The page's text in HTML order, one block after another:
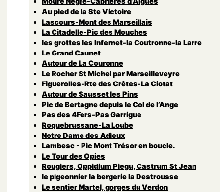
Au pied de la Ste Victoire
Lascours-Mont des Marseillais
La Citadelle-Pic des Mouches
les grottes les Infernet-la Coutronne-la Larre
Le Grand Caunet
Autour de La Couronne
Le Rocher St Michel par Marseilleveyre
Figuerolles-Rte des Crêtes-La Ciotat
Autour de Sausset les Pins
Pic de Bertagne depuis le Col de l’Ange
Pas des 4Fers-Pas Garrigue
Roquebrussane-La Loube
Notre Dame des Adieux
Lambesc - Pic Mont Trésor en boucle.
Le Tour des Opies
Rougiers, Oppidium Piegu, Castrum St Jean
le pigeonnier la bergerie la Destrousse
Le sentier Martel, gorges du Verdon